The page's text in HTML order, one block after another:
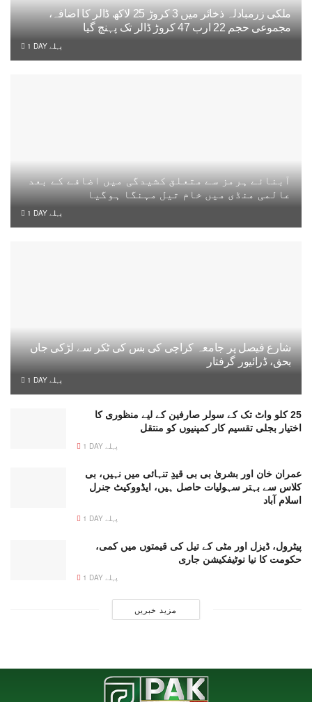
ملکی زرمبادلہ ذخائر میں 3 کروڑ 25 لاکھ ڈالر کا اضافہ،
مجموعی حجم 22 ارب 47 کروڑ ڈالر تک پہنچ گیا
1 DAY پہلے
آبنائے ہرمز سے متعلق کشیدگی میں اضافے کے بعد
عالمی منڈی میں خام تیل مہنگا ہوگیا
1 DAY پہلے
شارع فیصل پر جامعہ کراچی کی بس کی ٹکر سے لڑکی جاں
بحق، ڈرائیور گرفتار
1 DAY پہلے
25 کلو واٹ تک کے سولر صارفین کے لیے منظوری کا
اختیار بجلی تقسیم کار کمپنیوں کو منتقل
1 DAY پہلے
عمران خان اور بشریٰ بی بی قیدِ تنہائی میں نہیں، بی
کلاس سے بہتر سہولیات حاصل ہیں، ایڈووکیٹ جنرل
اسلام آباد
1 DAY پہلے
پیٹرول، ڈیزل اور مٹی کے تیل کی قیمتوں میں کمی،
حکومت کا نیا نوٹیفکیشن جاری
1 DAY پہلے
مزید خبریں